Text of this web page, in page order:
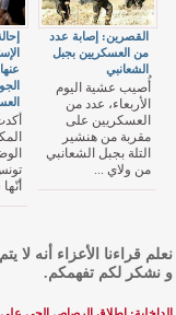
القصرين: إصابة عدد
من العسكريين بجبل
الشعانبي
أُصيب عشية اليوم
الأربعاء، عدد من
العسكريين على
مقربة من هنشير
التلة بجبل الشعانبي
من ولاي ...
نعلم قراءنا الأعزاء أنه لا
و نشكر لكم تفهمكم.